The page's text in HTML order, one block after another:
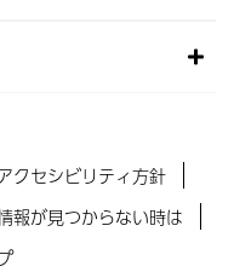
クセシビリティ方針
報が見つからない時は